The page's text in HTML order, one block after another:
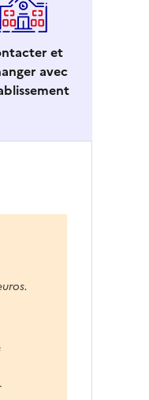
et
avec